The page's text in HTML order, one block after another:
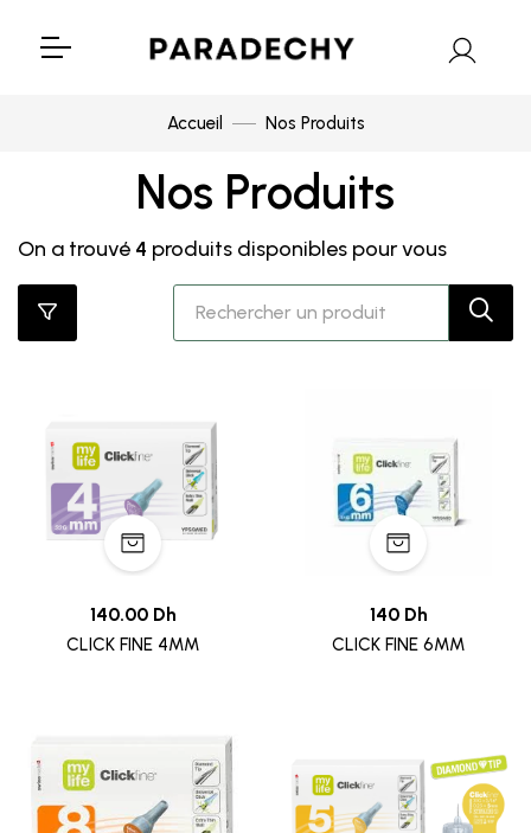
Accueil Nos Produits
Nos Produits
On a trouvé 4 produits disponibles pour vous
140.00 Dh
CLICK FINE 4MM
140 Dh
CLICK FINE 6MM